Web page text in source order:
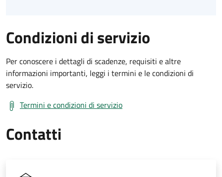
Condizioni di servizio
Per conoscere i dettagli di scadenze, requisiti e altre
informazioni importanti, leggi i termini e le condizioni di
servizio.
Termini e condizioni di servizio
Contatti